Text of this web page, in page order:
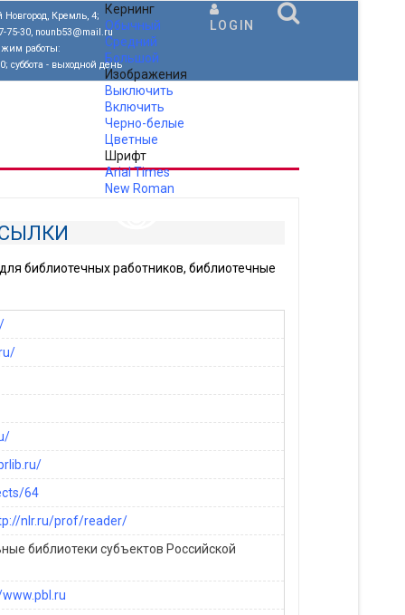
Новгород, Кремль, 4;
75-30, nounb53@mail.ru
работы:
суббота - выходной день
Кернинг
Обычный
Средний
Большой
Изображения
Выключить
Включить
Черно-белые
Цветные
Шрифт
ArialTimes
New Roman
LOGIN
библиотечных работников, библиотечные
64
nlr.ru/prof/reader/
библиотеки субъектов Российской